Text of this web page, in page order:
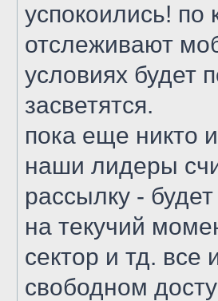
успокоились!
отслеживают
условиях будет
засветятся.
пока еще никто
наши лидеры
рассылку -
на текучий
сектор и тд. все
свободном